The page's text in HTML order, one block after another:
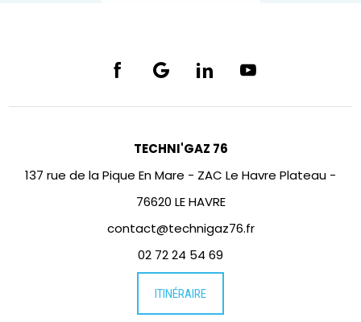
TECHNI'GAZ 76
137 rue de la Pique En Mare - ZAC Le Havre Plateau -
76620 LE HAVRE
contact@technigaz76.fr
02 72 24 54 69
ITINÉRAIRE